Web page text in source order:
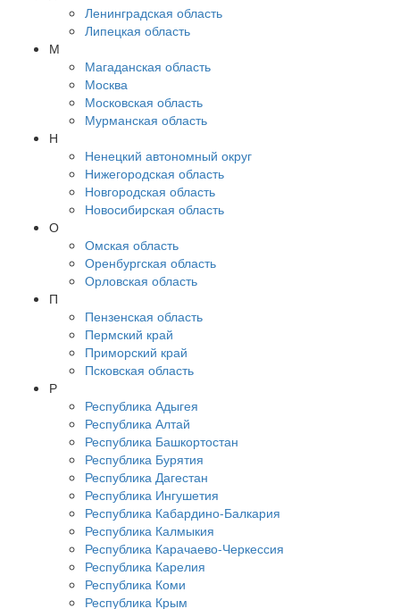
Ленинградская область
Липецкая область
М
Магаданская область
Москва
Московская область
Мурманская область
Н
Ненецкий автономный округ
Нижегородская область
Новгородская область
Новосибирская область
О
Омская область
Оренбургская область
Орловская область
П
Пензенская область
Пермский край
Приморский край
Псковская область
Р
Республика Адыгея
Республика Алтай
Республика Башкортостан
Республика Бурятия
Республика Дагестан
Республика Ингушетия
Республика Кабардино-Балкария
Республика Калмыкия
Республика Карачаево-Черкессия
Республика Карелия
Республика Коми
Республика Крым